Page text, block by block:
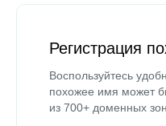
Регистрация
Воспользуйтесь
похожее имя может
из 700+ доменных зон.